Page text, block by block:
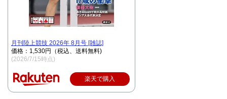
月刊陸上競技 2026年 8月号 [雑誌]
価格：1,530円（税込、送料無料)
(2026/7/15時点)
楽天で購入